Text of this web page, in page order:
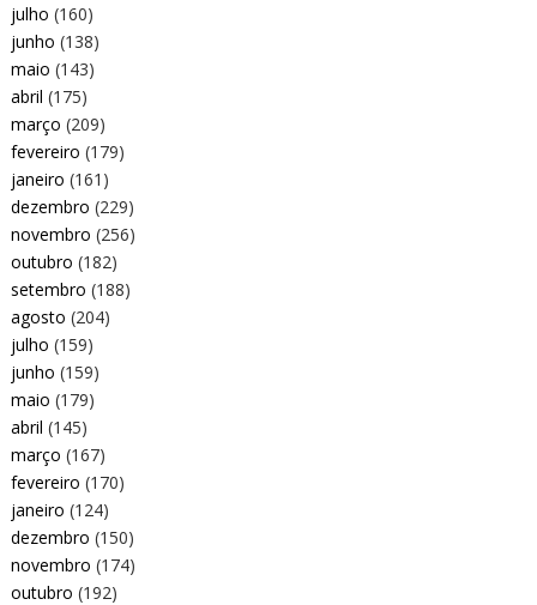
julho (160)
junho (138)
maio (143)
abril (175)
março (209)
fevereiro (179)
janeiro (161)
dezembro (229)
novembro (256)
outubro (182)
setembro (188)
agosto (204)
julho (159)
junho (159)
maio (179)
abril (145)
março (167)
fevereiro (170)
janeiro (124)
dezembro (150)
novembro (174)
outubro (192)